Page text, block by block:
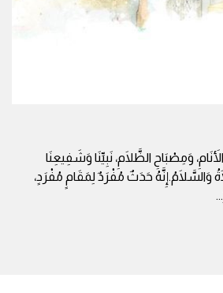
وَمِصْبَاحِ الظَّلَامِ، نَبِيِّنَا وَشَفِيعِنَا
وَالسَّلَامُ.إِنَّهُ حَدَثٌ مُفْرَدٌ لِمَقَامٍ مُفْرَدٍ،
...